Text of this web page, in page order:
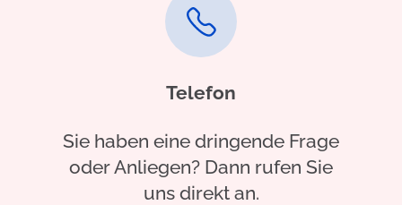
Telefon
Sie haben eine dringende Frage
oder Anliegen? Dann rufen Sie
uns direkt an.